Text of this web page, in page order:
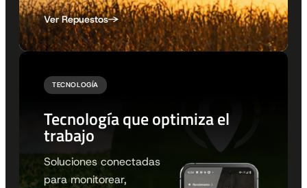
Ver Repuestos
TECNOLOGÍA
Tecnología que optimiza el
trabajo
Soluciones conectadas
para monitorear,